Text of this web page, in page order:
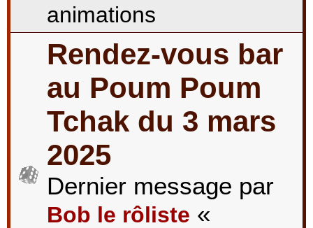
animations
Rendez-vous bar
au Poum Poum
Tchak du 3 mars
2025
Dernier message par
Bob le rôliste «